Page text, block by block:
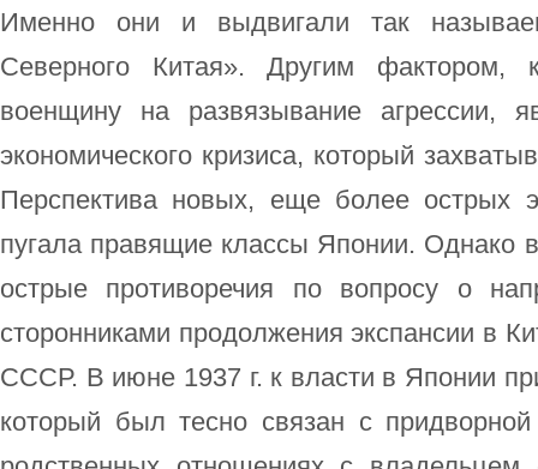
Именно они и выдвигали так
Северного Китая». Другим фактором,
военщину на развязывание агрессии,
экономического кризиса, который
Перспектива новых, еще более острых
пугала правящие классы Японии. Однако
острые противоречия по вопросу о
сторонниками продолжения экспансии в
СССР. В июне 1937 г. к власти в Японии
который был тесно связан с